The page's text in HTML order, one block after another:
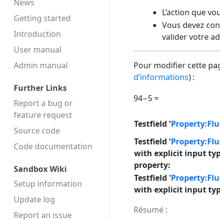
News
Getting started
Introduction
User manual
Admin manual
Further Links
Report a bug or
feature request
Source code
Code docu­mentation
Sandbox Wiki
Setup information
Update log
Report an issue
L’action que
Vous devez
valider votre
Pour modifier cette
d’informations) :
94−5 =
Testfield '
Testfield '
with explicit input
property:
Testfield '
with explicit input
Résumé :